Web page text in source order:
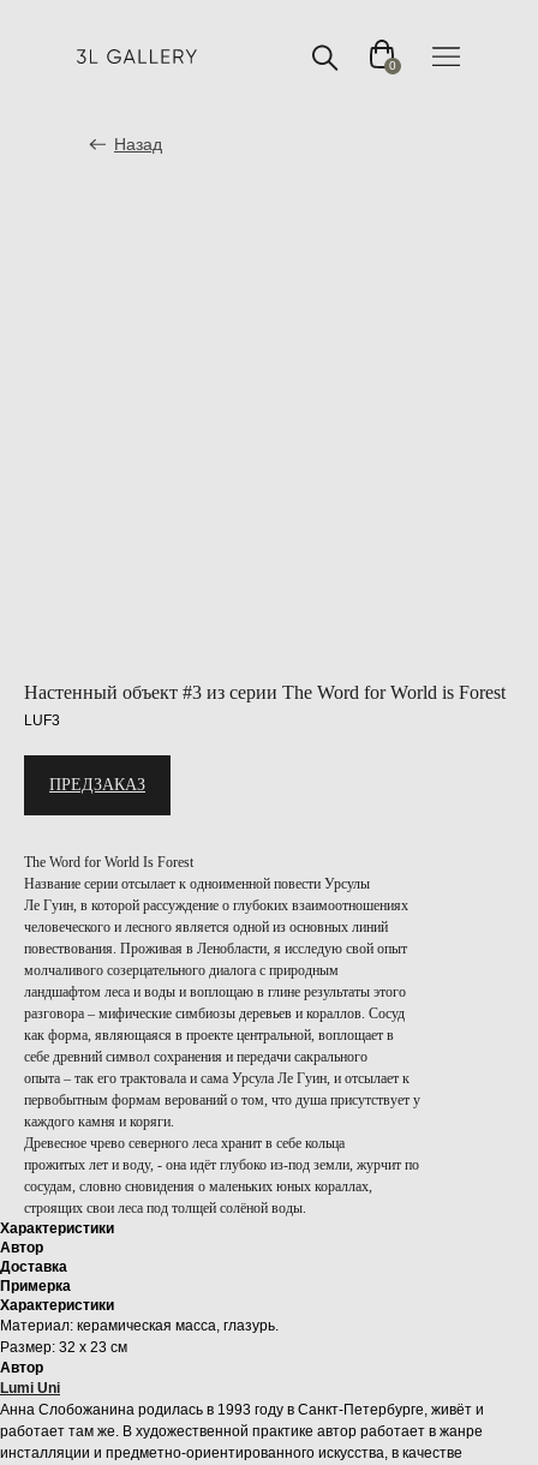
0
Назад
Настенный объект #3 из серии The Word for World is Forest
LUF3
ПРЕДЗАКАЗ
The Word for World Is Forest
Название серии отсылает к одноименной повести Урсулы
Ле Гуин, в которой рассуждение о глубоких взаимоотношениях
человеческого и лесного является одной из основных линий
повествования. Проживая в Ленобласти, я исследую свой опыт
молчаливого созерцательного диалога с природным
ландшафтом леса и воды и воплощаю в глине результаты этого
разговора – мифические симбиозы деревьев и кораллов. Сосуд
как форма, являющаяся в проекте центральной, воплощает в
себе древний символ сохранения и передачи сакрального
опыта – так его трактовала и сама Урсула Ле Гуин, и отсылает к
первобытным формам верований о том, что душа присутствует у
каждого камня и коряги.
Древесное чрево северного леса хранит в себе кольца
прожитых лет и воду, - она идёт глубоко из-под земли, журчит по
сосудам, словно сновидения о маленьких юных кораллах,
строящих свои леса под толщей солёной воды.
Характеристики
Автор
Доставка
Примерка
Характеристики
Материал: керамическая масса, глазурь.
Размер: 32 х 23 см
Автор
Lumi Uni
Анна Слобожанина родилась в 1993 году в Санкт-Петербурге, живёт и
работает там же. В художественной практике автор работает в жанре
инсталляции и предметно-ориентированного искусства, в качестве